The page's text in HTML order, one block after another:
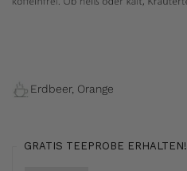
Erdbeer, Orange
GRATIS TEEPROBE ERHALTEN!